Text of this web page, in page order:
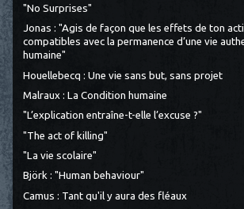
"No Surprises"
Jonas : "Agis de façon que les effets de ton
compatibles avec la permanence d’une vie
humaine"
Houellebecq : Une vie sans but, sans projet
Malraux : La Condition humaine
"L’explication entraîne-t-elle l’excuse ?"
"The act of killing"
"La vie scolaire"
Björk : "Human behaviour"
Camus : Tant qu'il y aura des fléaux